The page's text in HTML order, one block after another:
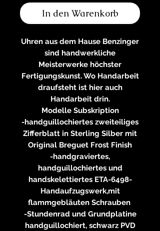
In den Warenkorb
Uhren aus dem Hause Benzinger
sind handwerkliche
Meisterwerke höchster
Fertigungskunst. Wo Handarbeit
draufsteht ist hier auch
Handarbeit drin.
Modelle Subskription
-handguillochiertes zweiteiliges
Zifferblatt in Sterling Silber mit
Original Breguet Frost Finish
-handgraviertes,
handguillochiertes und
handskelettiertes ETA-6498-
Handaufzugswerk,mit
flammgebläuten Schrauben
-Stundenrad und Grundplatine
handguillochiert, schwarz PVD